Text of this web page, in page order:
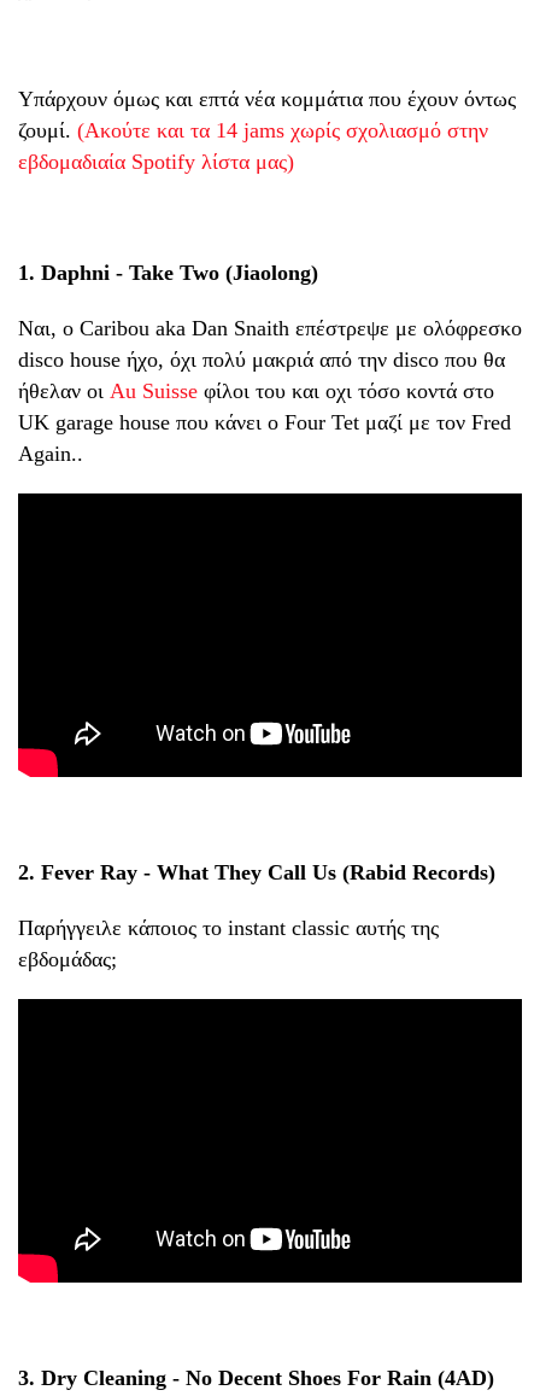
Yπάρχουν όμως και επτά νέα κομμάτια που έχουν όντως
ζουμί. (Ακούτε και τα 14 jams χωρίς σχολιασμό στην
εβδομαδιαία Spotify λίστα μας)
1. Daphni - Take Two (Jiaolong)
Ναι, ο Caribou aka Dan Snaith επέστρεψε με ολόφρεσκο
disco house ήχο, όχι πολύ μακριά από την disco που θα
ήθελαν οι Au Suisse φίλοι του και οχι τόσο κοντά στο
UK garage house που κάνει ο Four Tet μαζί με τον Fred
Again..
2. Fever Ray - What They Call Us (Rabid Records)
Παρήγγειλε κάποιος το instant classic αυτής της
εβδομάδας;
3. Dry Cleaning - No Decent Shoes For Rain (4AD)